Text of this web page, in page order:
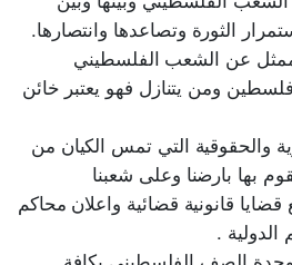
الثورة وتصاعدها وانتصارها.
لاي ممثل عن الشعب الفلسطيني
ومن يتنازل فهو يعتبر خائن
الفكرية والحقوقية التي تمس الكيان من
بها بارضنا وعلى شعبنا
قانونية قضائية واعلان محاكم
.